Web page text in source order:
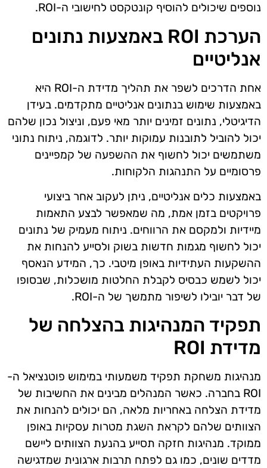
נוספים שיכולים להוסיף קונטקסט לחישובי ה-ROI.
הערכת ROI באמצעות נתונים
אנליטיים
אחת הדרכים לשפר את תהליך מדידת ה-ROI היא
באמצעות שימוש בנתונים אנליטיים מתקדמים. בעידן
הדיגיטלי, נתונים זמינים יותר מאי פעם, וניצול נכון שלהם
יכול להוביל לתובנות עמוקות יותר. לדוגמה, ניתוח נתוני
משתמשים יכול לחשוף את ההשפעה של קמפיינים
פרסומיים על התנהגות הלקוחות.
באמצעות כלים אנליטיים, ניתן לעקוב אחר ביצועי
פרויקטים בזמן אמת, מה שמאפשר לבצע התאמות
מיידיות ולמקסם את הרווחים. ניתוח מעמיק של נתונים
יכול לחשוף מגמות חדשות בשוק ולסייע להנחות את
ההשקעות העתידיות באופן מיטבי. כך, המידע הנאסף
יכול לשמש כבסיס לקבלת החלטות מושכלות, שבסופו
של דבר יובילו לשיפור מתמשך של ה-ROI.
תפקיד המנהיגות בהצלחה של
מדידת ROI
מנהיגות משחקת תפקיד משמעותי במימוש פוטנציאל ה-
ROI בחברה. כאשר המנהלים מבינים את החשיבות של
מדידת הצלחה באחריות מלאה, הם יכולים להנחות את
הצוותים שלהם לקראת השגת מטרות עסקיות באופן
ממוקד. מנהיגות חזקה תסייע בהנעת הצוותים ליישם
מדדים שונים, כמו גם לפתח תרבות ארגונית שמדגישה